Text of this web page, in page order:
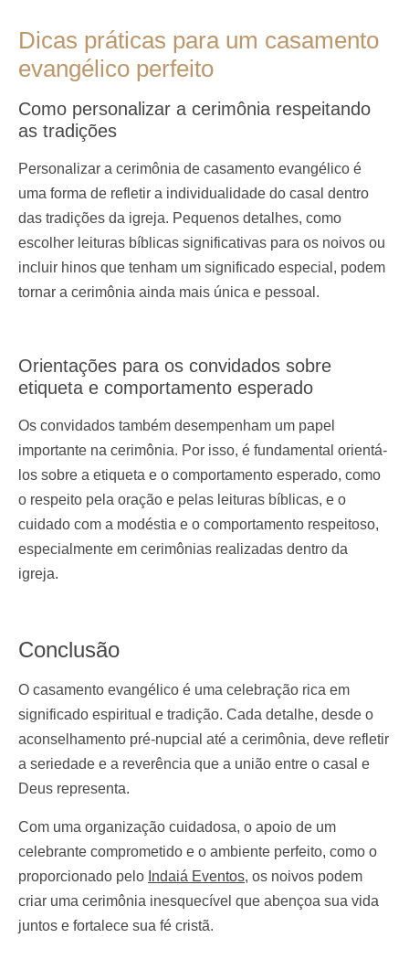
Dicas práticas para um casamento
evangélico perfeito
Como personalizar a cerimônia respeitando
as tradições
Personalizar a cerimônia de casamento evangélico é
uma forma de refletir a individualidade do casal dentro
das tradições da igreja. Pequenos detalhes, como
escolher leituras bíblicas significativas para os noivos ou
incluir hinos que tenham um significado especial, podem
tornar a cerimônia ainda mais única e pessoal.
Orientações para os convidados sobre
etiqueta e comportamento esperado
Os convidados também desempenham um papel
importante na cerimônia. Por isso, é fundamental orientá-
los sobre a etiqueta e o comportamento esperado, como
o respeito pela oração e pelas leituras bíblicas, e o
cuidado com a modéstia e o comportamento respeitoso,
especialmente em cerimônias realizadas dentro da
igreja.
Conclusão
O casamento evangélico é uma celebração rica em
significado espiritual e tradição. Cada detalhe, desde o
aconselhamento pré-nupcial até a cerimônia, deve refletir
a seriedade e a reverência que a união entre o casal e
Deus representa.
Com uma organização cuidadosa, o apoio de um
celebrante comprometido e o ambiente perfeito, como o
proporcionado pelo Indaiá Eventos, os noivos podem
criar uma cerimônia inesquecível que abençoa sua vida
juntos e fortalece sua fé cristã.